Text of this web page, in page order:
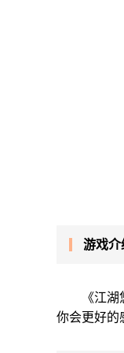
游戏介
《江
你会更好的